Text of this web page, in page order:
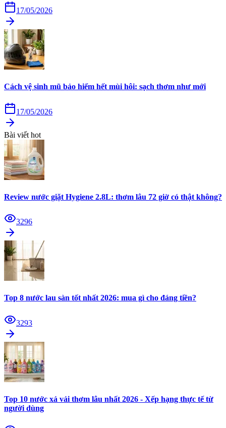
17/05/2026
Cách vệ sinh mũ bảo hiểm hết mùi hôi: sạch thơm như mới
17/05/2026
Bài viết hot
Review nước giặt Hygiene 2.8L: thơm lâu 72 giờ có thật không?
3296
Top 8 nước lau sàn tốt nhất 2026: mua gì cho đáng tiền?
3293
Top 10 nước xả vải thơm lâu nhất 2026 - Xếp hạng thực tế từ
người dùng